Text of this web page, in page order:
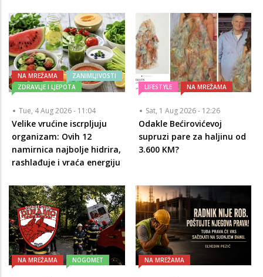
NA MREŽAMA
ZANIMLJIVOSTI
ZDRAVLJE I LJEPOTA
Tue, 4 Aug 2026 - 11:04
Velike vrućine iscrpljuju
organizam: Ovih 12
namirnica najbolje hidrira,
rashlađuje i vraća energiju
LIFESTYLE NA MREŽAMA
Sat, 1 Aug 2026 - 12:26
Odakle Bećirovićevoj
supruzi pare za haljinu od
3.600 KM?
NA MREŽAMA NOGOMET NA MREŽAMA